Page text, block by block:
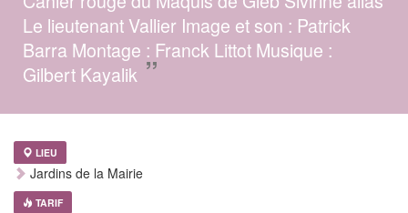
Le lieutenant Vallier Image et son : Patrick
Barra Montage : Franck Littot Musique :
Gilbert Kayalik ”
LIEU
Jardins de la Mairie
TARIF